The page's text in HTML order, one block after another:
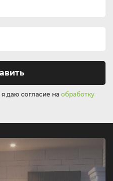
даю согласие на обработку